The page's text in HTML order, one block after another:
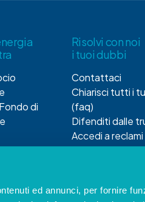
ed annunci, per fornire
di
Risolvi con noi
i tuoi dubbi
Contattaci
Chiarisci tutti i
(faq)
Difenditi dalle
Accedi a reclami
servizio di